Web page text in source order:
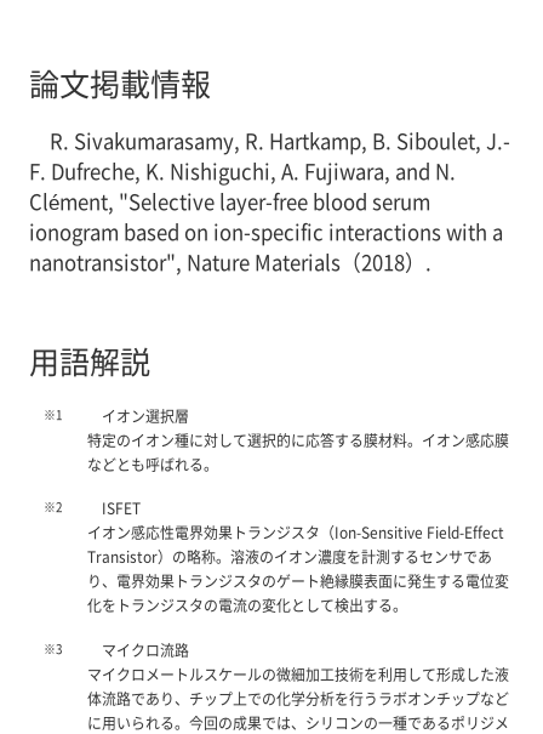
論文掲載情報
R. Sivakumarasamy, R. Hartkamp, B. Siboulet, J.-
F. Dufreche, K. Nishiguchi, A. Fujiwara, and N.
Clément, "Selective layer-free blood serum
ionogram based on ion-specific interactions with a
nanotransistor", Nature Materials（2018）.
用語解説
※1
イオン選択層
特定のイオン種に対して選択的に応答する膜材料。イオン感応膜
などとも呼ばれる。
※2
ISFET
イオン感応性電界効果トランジスタ（Ion-Sensitive Field-Effect
Transistor）の略称。溶液のイオン濃度を計測するセンサであ
り、電界効果トランジスタのゲート絶縁膜表面に発生する電位変
化をトランジスタの電流の変化として検出する。
※3
マイクロ流路
マイクロメートルスケールの微細加工技術を利用して形成した液
体流路であり、チップ上での化学分析を行うラボオンチップなど
に用いられる。今回の成果では、シリコンの一種であるポリジメ